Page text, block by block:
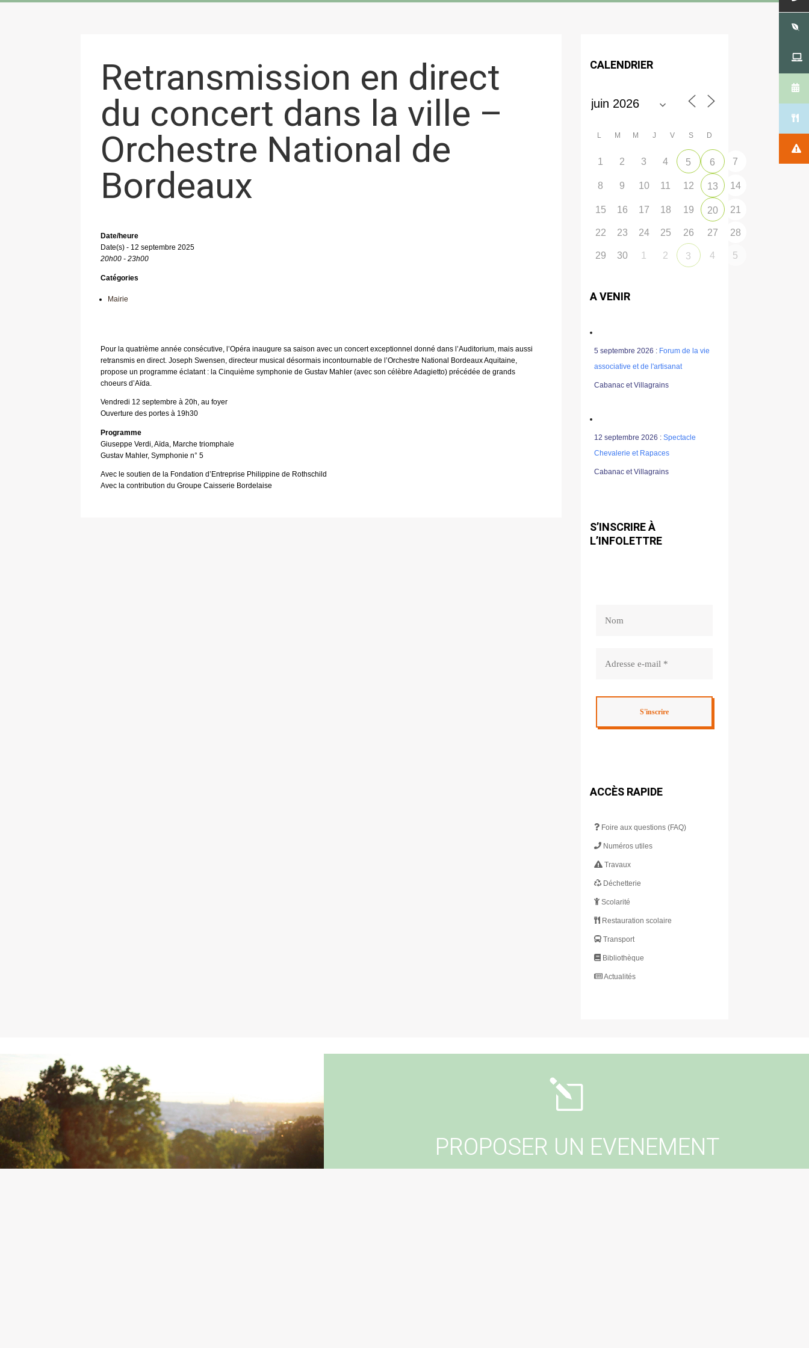
Retransmission en direct
du concert dans la ville –
Orchestre National de
Bordeaux
Date/heure
Date(s) - 12 septembre 2025
20h00 - 23h00
Catégories
Mairie
Pour la quatrième année consécutive, l’Opéra inaugure sa saison avec un concert exceptionnel donné dans l’Auditorium, mais aussi
retransmis en direct. Joseph Swensen, directeur musical désormais incontournable de l’Orchestre National Bordeaux Aquitaine,
propose un programme éclatant : la Cinquième symphonie de Gustav Mahler (avec son célèbre Adagietto) précédée de grands
choeurs d’Aïda.
Vendredi 12 septembre à 20h, au foyer
Ouverture des portes à 19h30
Programme
Giuseppe Verdi, Aïda, Marche triomphale
Gustav Mahler, Symphonie n° 5
Avec le soutien de la Fondation d’Entreprise Philippine de Rothschild
Avec la contribution du Groupe Caisserie Bordelaise
CALENDRIER
L M M J V S D
1 2 3 4 5 6 7
8 9 10 11 12 13 14
15 16 17 18 19 20 21
22 23 24 25 26 27 28
29 30 1 2 3 4 5
A VENIR
5 septembre 2026 : Forum de la vie
associative et de l'artisanat
Cabanac et Villagrains
12 septembre 2026 :Spectacle
Chevalerie et Rapaces
Cabanac et Villagrains
S’INSCRIRE À
L’INFOLETTRE
ACCÈS RAPIDE
Foire aux questions (FAQ)
Numéros utiles
Travaux
Déchetterie
Scolarité
Restauration scolaire
Transport
Bibliothèque
Actualités
l
PROPOSER UN EVENEMENT